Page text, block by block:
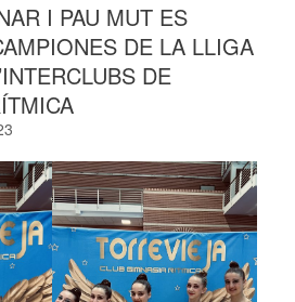
I PAU MUT ES
DE LA LLIGA
DE